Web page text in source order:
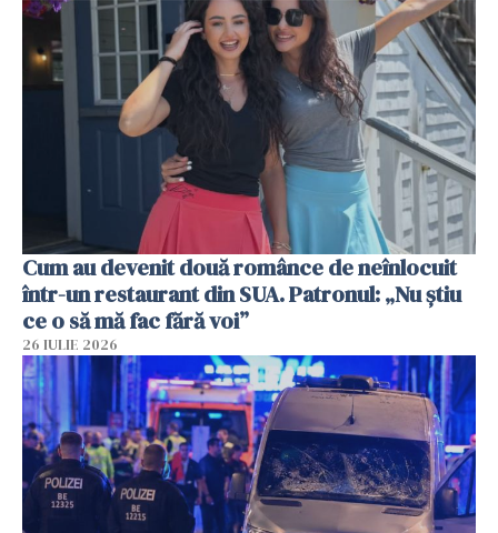
Cum au devenit două românce de neînlocuit
într-un restaurant din SUA. Patronul: „Nu știu
ce o să mă fac fără voi”
26 IULIE 2026